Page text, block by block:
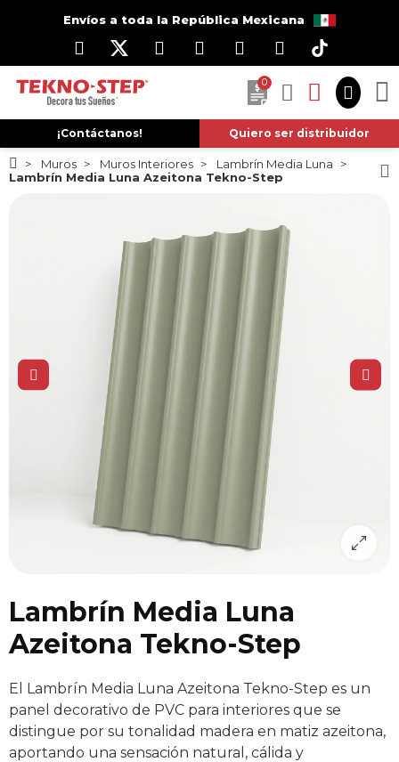
Envíos a toda la República Mexicana
0
¡Contáctanos! Quiero ser distribuidor
Muros Muros Interiores
Lambrín Media Luna
Lambrín Media Luna Azeitona Tekno-Step
Lambrín Media Luna
Azeitona Tekno-Step
El Lambrín Media Luna Azeitona Tekno-Step es un
panel decorativo de PVC para interiores que se
distingue por su tonalidad madera en matiz azeitona,
aportando una sensación natural, cálida y